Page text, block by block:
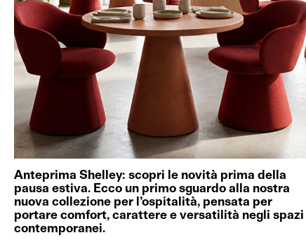
Anteprima Shelley: scopri le novità prima della
pausa estiva. Ecco un primo sguardo alla nostra
nuova collezione per l’ospitalità, pensata per
portare comfort, carattere e versatilità negli spazi
contemporanei.